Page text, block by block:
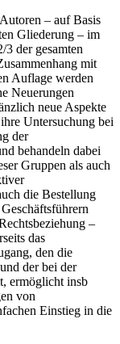
– auf Basis
Gliederung – im
der gesamten
mit
Auflage werden
Neuerungen
neue Aspekte
Untersuchung bei
der
behandeln dabei
Gruppen als auch
die Bestellung
–
das
den die
der bei der
ermöglicht insb
von
Einstieg in die